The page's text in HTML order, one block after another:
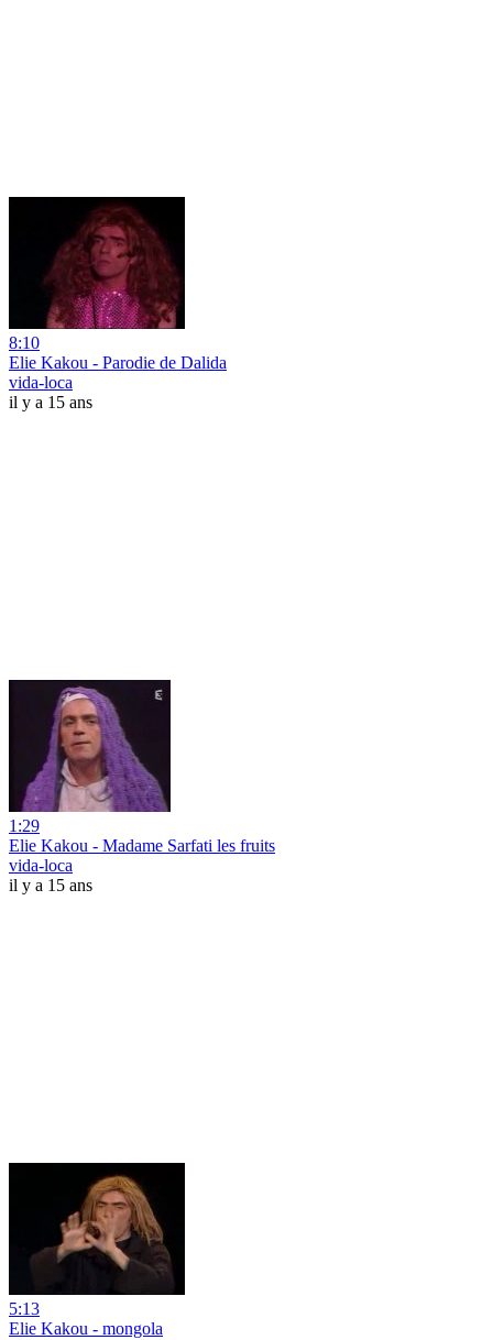
8:10
Elie Kakou - Parodie de Dalida
vida-loca
il y a 15 ans
1:29
Elie Kakou - Madame Sarfati les fruits
vida-loca
il y a 15 ans
5:13
Elie Kakou - mongola